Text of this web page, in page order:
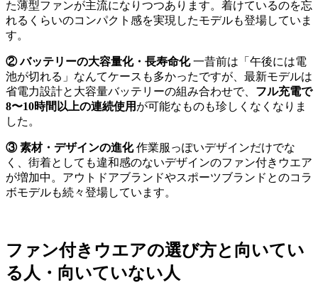
た薄型ファンが主流になりつつあります。着けているのを忘
れるくらいのコンパクト感を実現したモデルも登場していま
す。
② バッテリーの大容量化・長寿命化一昔前は「午後には電
池が切れる」なんてケースも多かったですが、最新モデルは
省電力設計と大容量バッテリーの組み合わせで、 フル充電で
8〜10時間以上の連続使用 が可能なものも珍しくなくなりま
した。
③ 素材・デザインの進化作業服っぽいデザインだけでな
く、街着としても違和感のないデザインのファン付きウエア
が増加中。アウトドアブランドやスポーツブランドとのコラ
ボモデルも続々登場しています。
ファン付きウエアの選び方と向いてい
る人・向いていない人